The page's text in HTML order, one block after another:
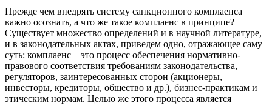
Прежде чем внедрять систему санкционного комплаенса
важно осознать, а что же такое комплаенс в принципе?
Существует множество определений и в научной литературе,
и в законодательных актах, приведем одно, отражающее саму
суть: комплаенс – это процесс обеспечения нормативно-
правового соответствия требованиям законодательства,
регуляторов, заинтересованных сторон (акционеры,
инвесторы, кредиторы, общество и др.), бизнес-практикам и
этическим нормам. Целью же этого процесса является